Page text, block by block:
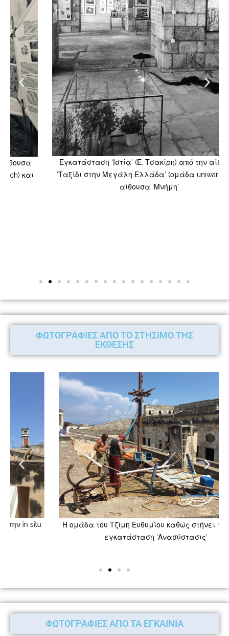
Εγκατάσταση ‘Ιστία’ (Ε. Τσακίρη) από την αίθουσα
‘Ταξίδι στην Μεγάλη Ελλάδα’ (ομάδα uniwarch) και
αίθουσα ‘Μνήμη’
ΦΩΤΟΓΡΑΦΙΕΣ ΑΠΟ ΤΟ ΣΤΗΣΙΜΟ ΤΗΣ
ΕΚΘΕΣΗΣ
Η ομάδα του Τζίμη Ευθυμίου καθώς στήνει την in situ
εγκατάσταση ‘Ανασύστασις’
ΦΩΤΟΓΡΑΦΙΕΣ ΑΠΟ ΤΑ ΕΓΚΑΙΝΙΑ